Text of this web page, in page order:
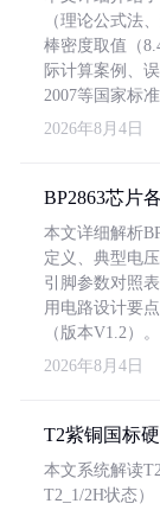
（理论公式法
棒密度取值（
际计算案例、
2007等国家标准
2026年8月4日
BP2863芯片
本文详细解析
定义、典型电
引脚参数对照
用电路设计要
（版本V1.2）。
2026年8月4日
T2紫铜国标
本文系统解读
T2_1/2H状态）